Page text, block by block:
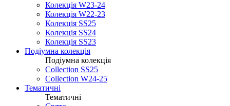
Колекція W23-24
Колекція W22-23
Колекція SS25
Колекція SS24
Колекція SS23
Подіумна колекція
Подіумна колекція
Collection SS25
Collection W24-25
Тематичні
Тематичні